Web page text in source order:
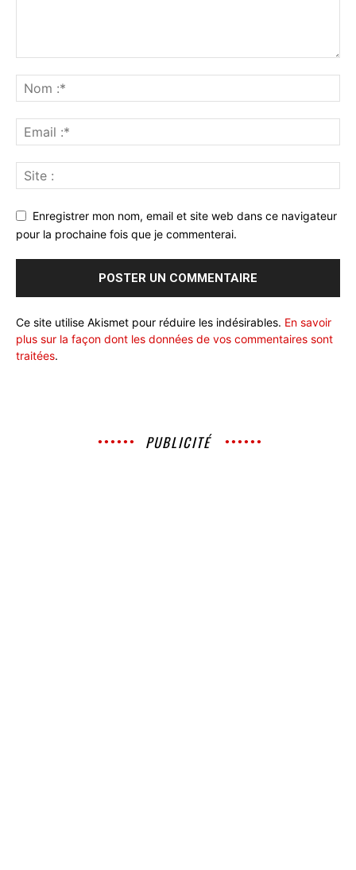
Enregistrer mon nom, email et site web dans ce navigateur
pour la prochaine fois que je commenterai.
Ce site utilise Akismet pour réduire les indésirables. En savoir
plus sur la façon dont les données de vos commentaires sont
traitées.
PUBLICITÉ